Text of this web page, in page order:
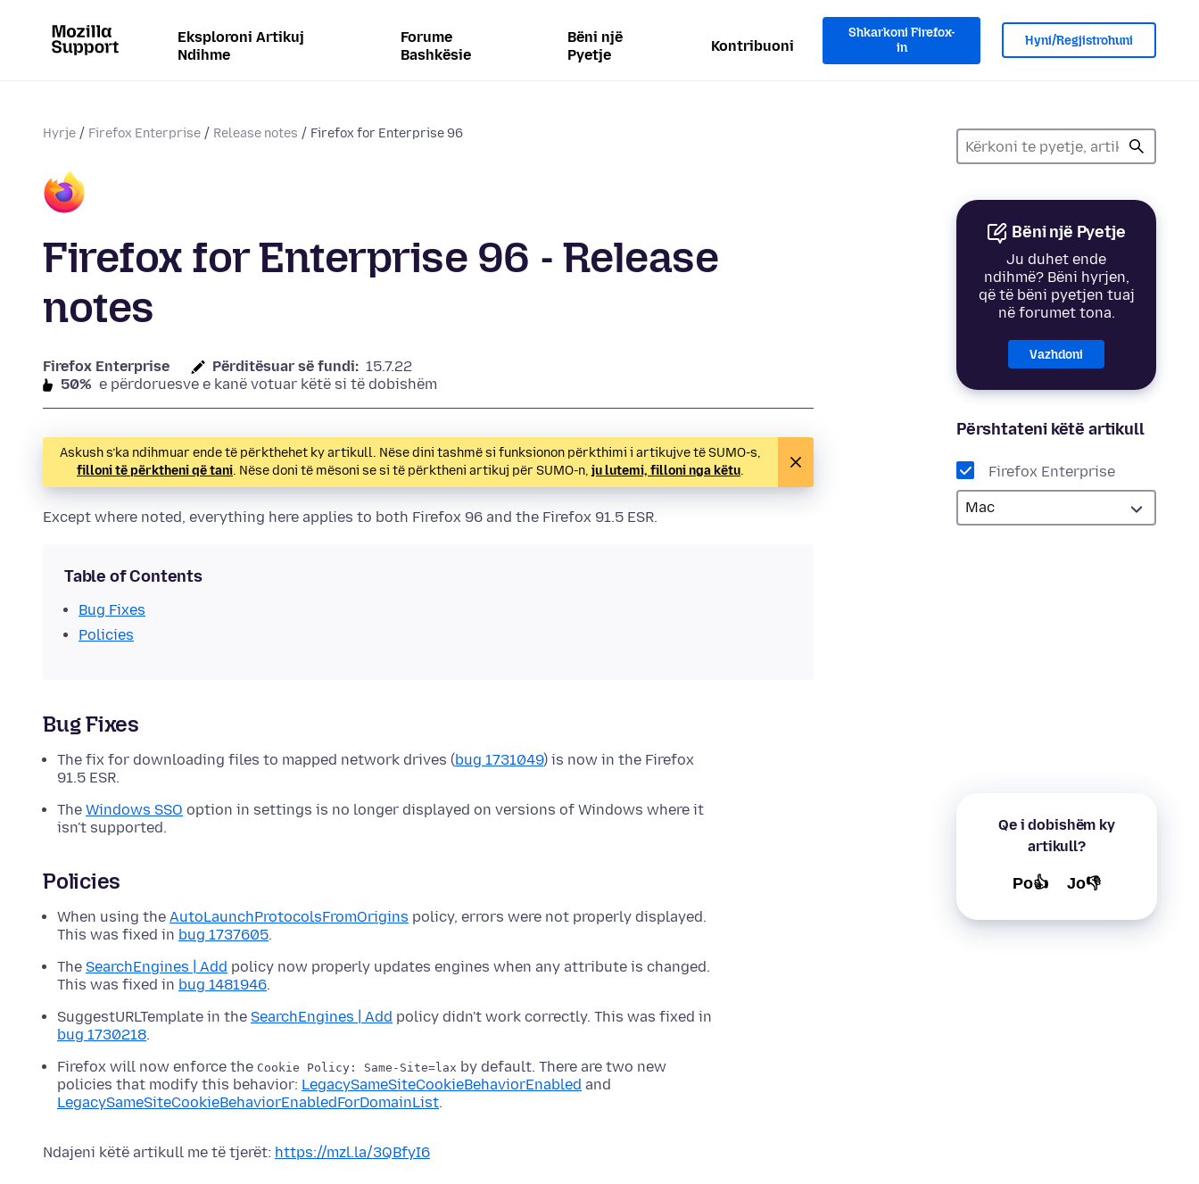
Eksploroni Artikuj
Ndihme
Forume
Bashkësie
Bëni një
Pyetje
Kontribuoni
Shkarkoni Firefox-
in
Hyni/Regjistrohuni
Hyrje Firefox Enterprise Release notes Firefox for Enterprise 96
Bëni një Pyetje
Ju duhet ende
ndihmë? Bëni hyrjen,
që të bëni pyetjen tuaj
në forumet tona.
Vazhdoni
Përshtateni këtë artikull
Firefox Enterprise
Qe i dobishëm ky
artikull?
Po👍 Jo👎
Firefox for Enterprise 96 - Release
notes
Firefox Enterprise Përditësuar së fundi: 15.7.22
50% e përdoruesve e kanë votuar këtë si të dobishëm
Askush s’ka ndihmuar ende të përkthehet ky artikull. Nëse dini tashmë si funksionon përkthimi i artikujve të SUMO-s,
filloni të përktheni që tani. Nëse doni të mësoni se si të përktheni artikuj për SUMO-n, ju lutemi, filloni nga këtu.
Except where noted, everything here applies to both Firefox 96 and the Firefox 91.5 ESR.
Table of Contents
Bug Fixes
Policies
Bug Fixes
The fix for downloading files to mapped network drives (bug 1731049) is now in the Firefox
91.5 ESR.
The Windows SSO option in settings is no longer displayed on versions of Windows where it
isn't supported.
Policies
When using the AutoLaunchProtocolsFromOrigins policy, errors were not properly displayed.
This was fixed in bug 1737605.
The SearchEngines | Add policy now properly updates engines when any attribute is changed.
This was fixed in bug 1481946.
SuggestURLTemplate in the SearchEngines | Add policy didn't work correctly. This was fixed in
bug 1730218.
Firefox will now enforce the Cookie Policy: Same-Site=lax by default. There are two new
policies that modify this behavior: LegacySameSiteCookieBehaviorEnabled and
LegacySameSiteCookieBehaviorEnabledForDomainList.
Ndajeni këtë artikull me të tjerët: https://mzl.la/3QBfyI6